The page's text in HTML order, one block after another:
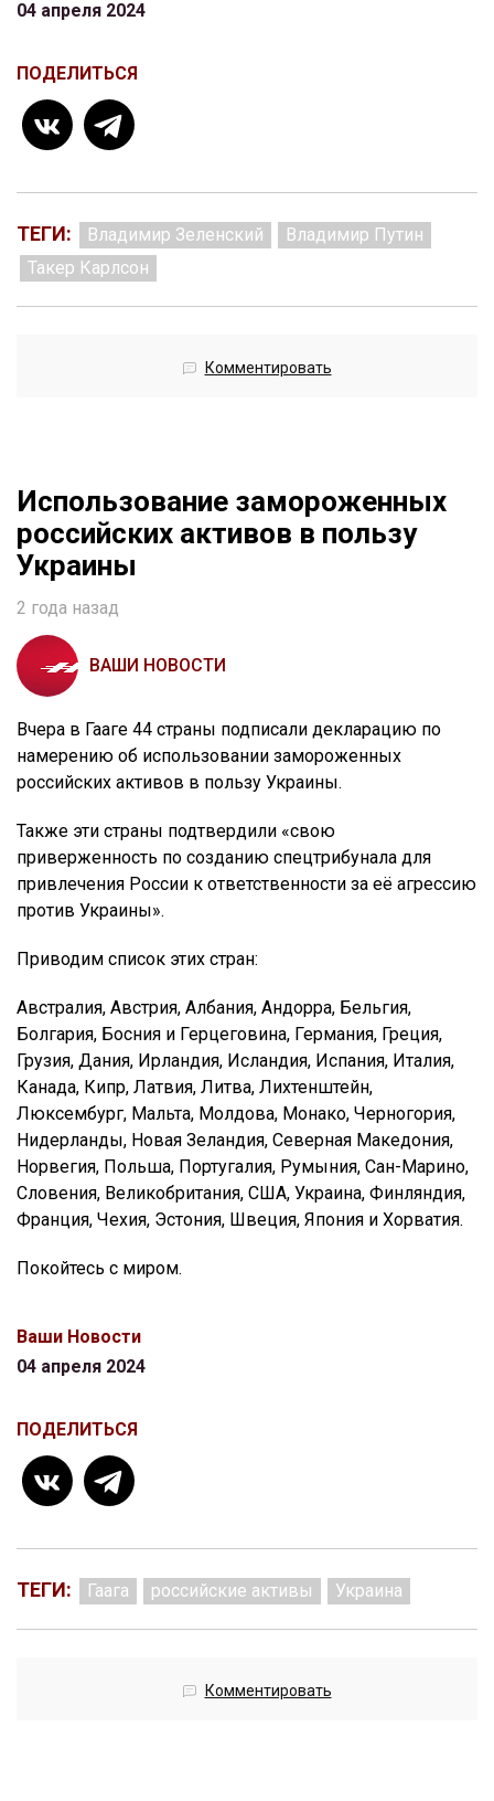
04 апреля 2024
ПОДЕЛИТЬСЯ
ТЕГИ: Владимир Зеленский
Владимир Путин
Такер Карлсон
Комментировать
Использование замороженных
российских активов в пользу
Украины
2 года назад
ВАШИ НОВОСТИ
Вчера в Гааге 44 страны подписали декларацию по
намерению об использовании замороженных
российских активов в пользу Украины.
Также эти страны подтвердили «свою
приверженность по созданию спецтрибунала для
привлечения России к ответственности за её агрессию
против Украины».
Приводим список этих стран:
Австралия, Австрия, Албания, Андорра, Бельгия,
Болгария, Босния и Герцеговина, Германия, Греция,
Грузия, Дания, Ирландия, Исландия, Испания, Италия,
Канада, Кипр, Латвия, Литва, Лихтенштейн,
Люксембург, Мальта, Молдова, Монако, Черногория,
Нидерланды, Новая Зеландия, Северная Македония,
Норвегия, Польша, Португалия, Румыния, Сан-Марино,
Словения, Великобритания, США, Украина, Финляндия,
Франция, Чехия, Эстония, Швеция, Япония и Хорватия.
Покойтесь с миром.
Ваши Новости
04 апреля 2024
ПОДЕЛИТЬСЯ
ТЕГИ: Гаага российские активы Украина
Комментировать